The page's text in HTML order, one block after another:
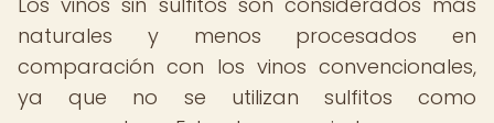
naturales y menos procesados en
comparación con los vinos convencionales,
ya que no se utilizan sulfitos como